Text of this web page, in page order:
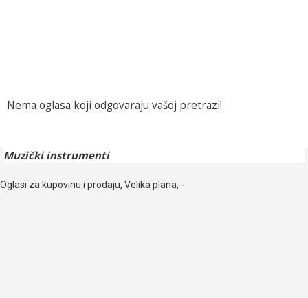
Nema oglasa koji odgovaraju vašoj pretrazi!
Muzički instrumenti
Oglasi za kupovinu i prodaju, Velika plana, -